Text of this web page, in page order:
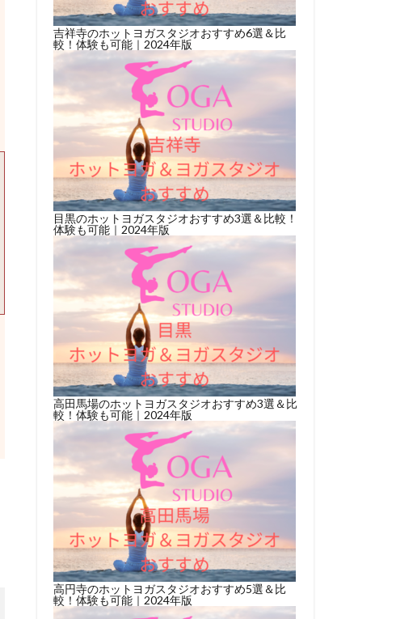
吉祥寺のホットヨガスタジオおすすめ6選＆比
較！体験も可能｜2024年版
目黒のホットヨガスタジオおすすめ3選＆比較！
体験も可能｜2024年版
高田馬場のホットヨガスタジオおすすめ3選＆比
較！体験も可能｜2024年版
高円寺のホットヨガスタジオおすすめ5選＆比
較！体験も可能｜2024年版